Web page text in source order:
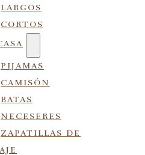
LARGOS
CORTOS
PIJAMAS
CAMISÓN
BATAS
NECESERES
ZAPATILLAS DE